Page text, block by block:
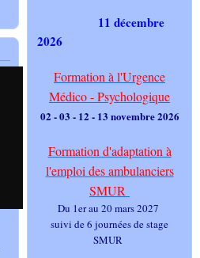
11 décembre
2026
Formation à l'Urgence
Médico - Psychologique
02 - 03 - 12 - 13 novembre 2026
Formation d'adaptation à
l'emploi des ambulanciers
SMUR
Du 1er au 20 mars 2027
suivi de 6 journées de stage
SMUR